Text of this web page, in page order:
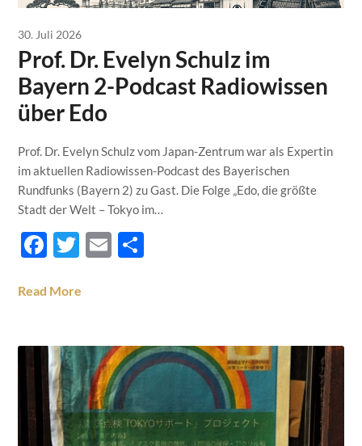
30. Juli 2026
Prof. Dr. Evelyn Schulz im
Bayern 2-Podcast Radiowissen
über Edo
Prof. Dr. Evelyn Schulz vom Japan-Zentrum war als Expertin
im aktuellen Radiowissen-Podcast des Bayerischen
Rundfunks (Bayern 2) zu Gast. Die Folge „Edo, die größte
Stadt der Welt – Tokyo im…
Facebook
Twitter
Email
Read More